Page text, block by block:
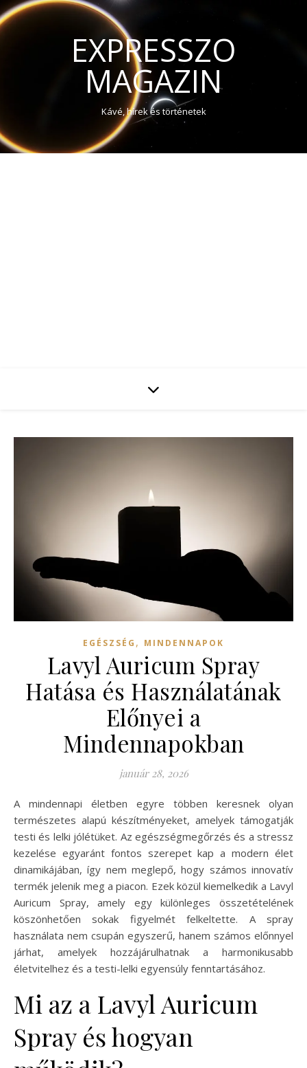
EXPRESSZO
MAGAZIN
Kávé, hírek és történetek
EGÉSZSÉG , MINDENNAPOK
Lavyl Auricum Spray
Hatása és Használatának
Előnyei a
Mindennapokban
január 28, 2026
A mindennapi életben egyre többen keresnek olyan
természetes alapú készítményeket, amelyek támogatják
testi és lelki jólétüket. Az egészségmegőrzés és a stressz
kezelése egyaránt fontos szerepet kap a modern élet
dinamikájában, így nem meglepő, hogy számos innovatív
termék jelenik meg a piacon. Ezek közül kiemelkedik a Lavyl
Auricum Spray, amely egy különleges összetételének
köszönhetően sokak figyelmét felkeltette. A spray
használata nem csupán egyszerű, hanem számos előnnyel
járhat, amelyek hozzájárulhatnak a harmonikusabb
életvitelhez és a testi-lelki egyensúly fenntartásához.
Mi az a Lavyl Auricum
Spray és hogyan